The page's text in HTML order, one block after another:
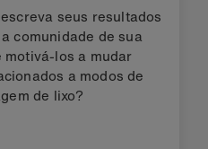
seus resultados
comunidade de sua
motivá-los a mudar
a modos de
de lixo?